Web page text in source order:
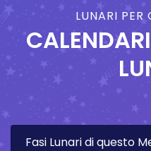
LUNARI
Fasi Lunari di questo